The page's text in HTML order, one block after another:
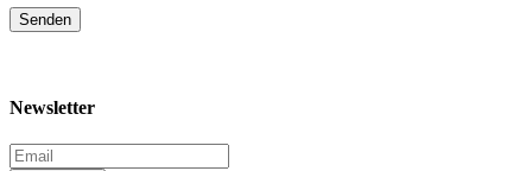
Newsletter